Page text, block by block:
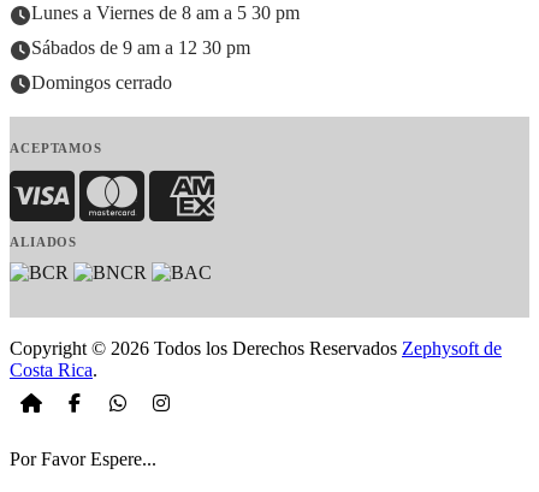
Lunes a Viernes de 8 am a 5 30 pm
Sábados de 9 am a 12 30 pm
Domingos cerrado
ACEPTAMOS
Visa MasterCardAmerican Express
ALIADOS
Copyright © 2026 Todos los Derechos Reservados Zephysoft de
Costa Rica.
Por Favor Espere...